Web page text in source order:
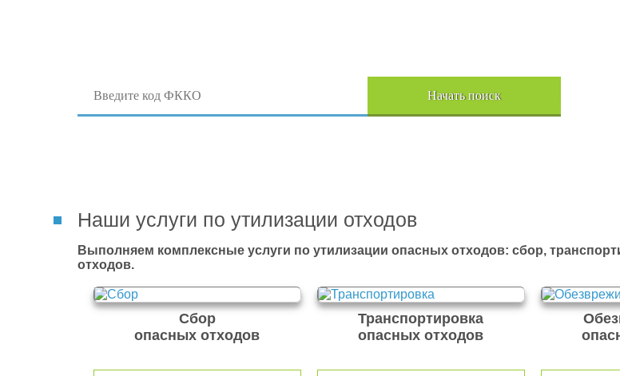
Начать поиск
Наши услуги по утилизации отходов
Выполняем комплексные услуги по утилизации опасных отходов: сбор,
отходов.
Сбор
опасных отходов
Транспортировка
опасных отходов